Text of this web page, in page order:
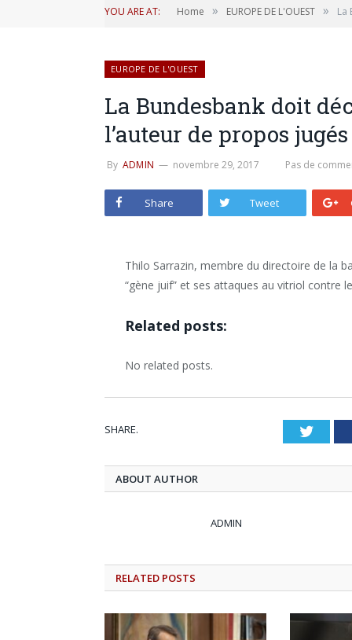
YOU ARE AT: Home » EUROPE DE L'OUEST » La
EUROPE DE L'OUEST
La Bundesbank doit
l’auteur de propos
By ADMIN novembre 29, 2017 Pas de
Share Tweet
Thilo Sarrazin, membre du directoire de la
“gène juif” et ses attaques au vitriol contre
Related posts:
No related posts.
SHARE.
ABOUT AUTHOR
ADMIN
RELATED POSTS